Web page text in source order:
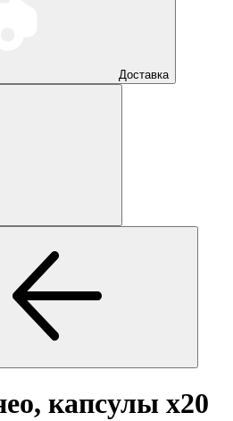
Доставка
капсулы x20